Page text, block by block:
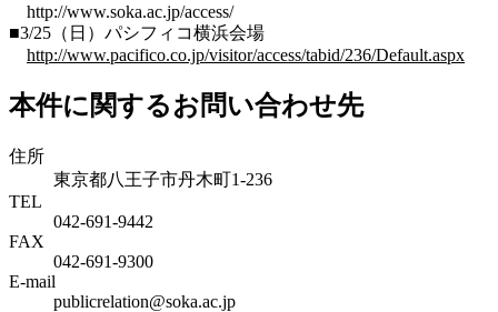
http://www.soka.ac.jp/access/
■3/25（日）パシフィコ横浜会場
http://www.pacifico.co.jp/visitor/access/tabid/236/Default.aspx
本件に関するお問い合わせ先
住所
東京都八王子市丹木町1-236
TEL
042-691-9442
FAX
042-691-9300
E-mail
publicrelation@soka.ac.jp